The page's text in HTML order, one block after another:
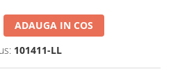
ADAUGA IN COS
101411-LL